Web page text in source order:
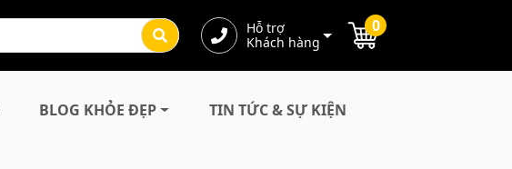
Hỗ trợ
Khách hàng
0
BLOG KHỎE ĐẸP TIN TỨC & SỰ KIỆN